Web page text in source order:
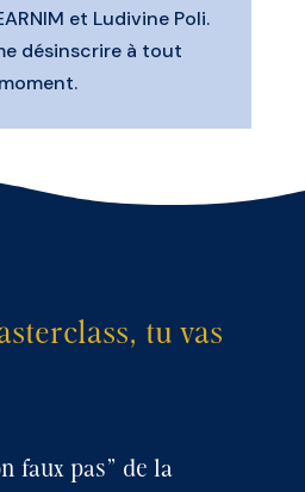
et Ludivine Poli.
désinscrire à tout
moment.
tu vas
faux pas" de la